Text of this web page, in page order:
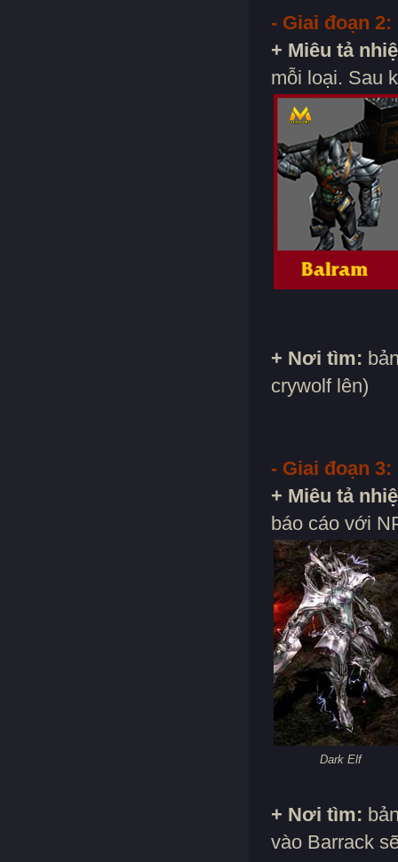
- Giai đoạn 2:
+ Miêu tả
mỗi loại. Sau
+ Nơi tìm:
crywolf lên)
- Giai đoạn 3:
+ Miêu tả
báo cáo với
Dark Elf
+ Nơi tìm:
vào Barrack